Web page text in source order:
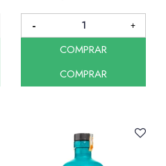
COMPRAR
COMPRAR